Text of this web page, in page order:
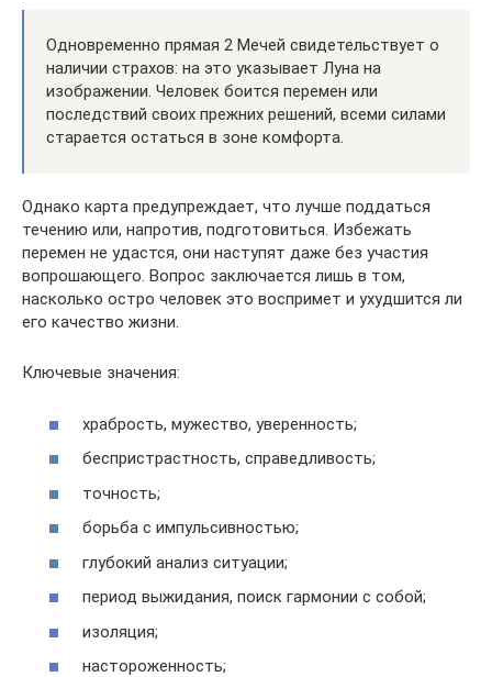
Одновременно прямая 2 Мечей свидетельствует о
наличии страхов: на это указывает Луна на
изображении. Человек боится перемен или
последствий своих прежних решений, всеми силами
старается остаться в зоне комфорта.
Однако карта предупреждает, что лучше поддаться
течению или, напротив, подготовиться. Избежать
перемен не удастся, они наступят даже без участия
вопрошающего. Вопрос заключается лишь в том,
насколько остро человек это воспримет и ухудшится ли
его качество жизни.
Ключевые значения:
храбрость, мужество, уверенность;
беспристрастность, справедливость;
точность;
борьба с импульсивностью;
глубокий анализ ситуации;
период выжидания, поиск гармонии с собой;
изоляция;
настороженность;